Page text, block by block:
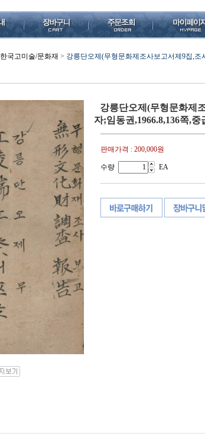
한국고미술/문화재 > 강릉단오제(무형문화제조사보고서제9집,조
강릉단오제(무형문화제
자;임동권,1966.8,136쪽,중
판매가격 : 200,000원
수량 EA